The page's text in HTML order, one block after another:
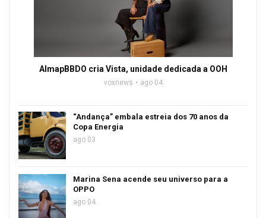
AlmapBBDO cria Vista, unidade dedicada a OOH
voxnews ago 04
“Andança” embala estreia dos 70 anos da
Copa Energia
ago 03
Marina Sena acende seu universo para a
OPPO
ago 04